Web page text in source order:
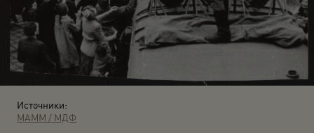
Источники:
МАММ / МДФ